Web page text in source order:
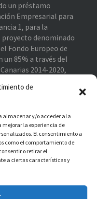
de
almacenar y/o acceder a la
mejorar la experiencia de
El consentimiento a
como el comportamiento de
o retirar el
a ciertas características y
un préstamo
Empresarial para
1, para la
proyecto denominado
Fondo Europeo de
un 85% a través del
2014-2020,
el desarrollo
de interés
una subvención
de las pymes en
de la UE a la
los territorios de